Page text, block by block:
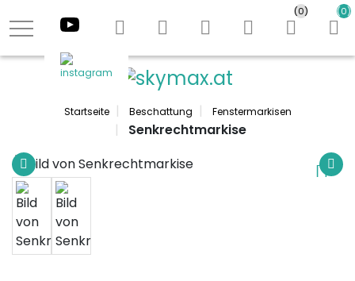
youtube
instagram
(0) (0)
Logo
Startseite Beschattung Fenstermarkisen
Senkrechtmarkise